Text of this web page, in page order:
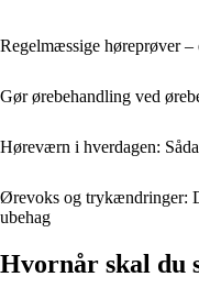
Regelmæssige høreprøver
Gør ørebehandling ved
Høreværn i hverdagen:
Ørevoks og trykændringer:
ubehag
Hvornår skal du